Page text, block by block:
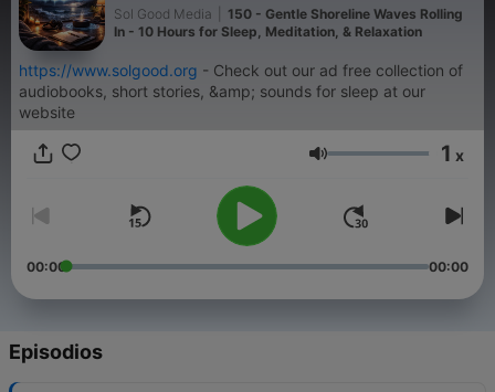
Sol Good Media
150 - Gentle Shoreline Waves Rolling
In - 10 Hours for Sleep, Meditation, & Relaxation
https://www.solgood.org - Check out our ad free collection of
audiobooks, short stories, &amp; sounds for sleep at our
website
Volumen 1 x
00:00 00:00
Episodios